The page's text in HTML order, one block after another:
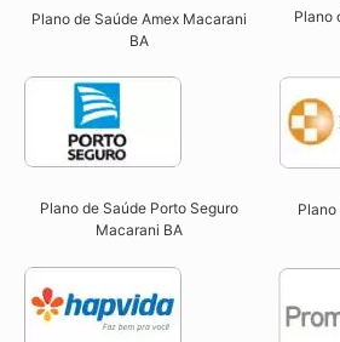
Plano de Saúde Amex Macarani
BA
Plano
Plano de Saúde Porto Seguro
Macarani BA​